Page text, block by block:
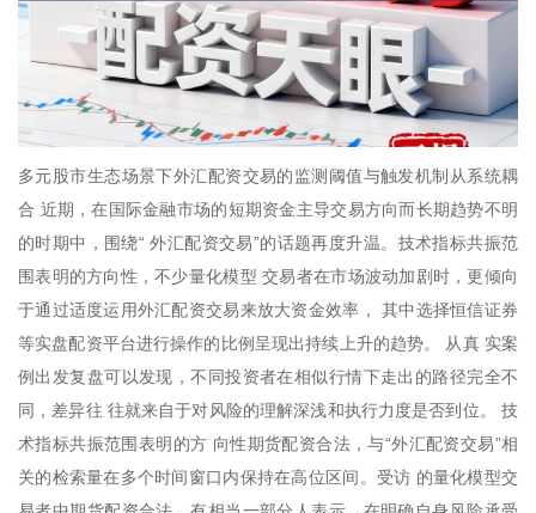
多元股市生态场景下外汇配资交易的监测阈值与触发机制从系统耦
合 近期，在国际金融市场的短期资金主导交易方向而长期趋势不明
的时期中，围绕“ 外汇配资交易”的话题再度升温。技术指标共振范
围表明的方向性，不少量化模型 交易者在市场波动加剧时，更倾向
于通过适度运用外汇配资交易来放大资金效率， 其中选择恒信证券
等实盘配资平台进行操作的比例呈现出持续上升的趋势。 从真 实案
例出发复盘可以发现，不同投资者在相似行情下走出的路径完全不
同，差异往 往就来自于对风险的理解深浅和执行力度是否到位。 技
术指标共振范围表明的方 向性期货配资合法，与“外汇配资交易”相
关的检索量在多个时间窗口内保持在高位区间。受访 的量化模型交